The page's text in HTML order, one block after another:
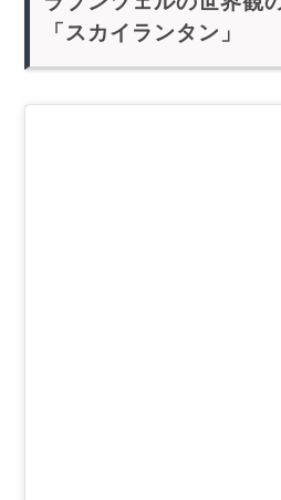
「スカイランタン」